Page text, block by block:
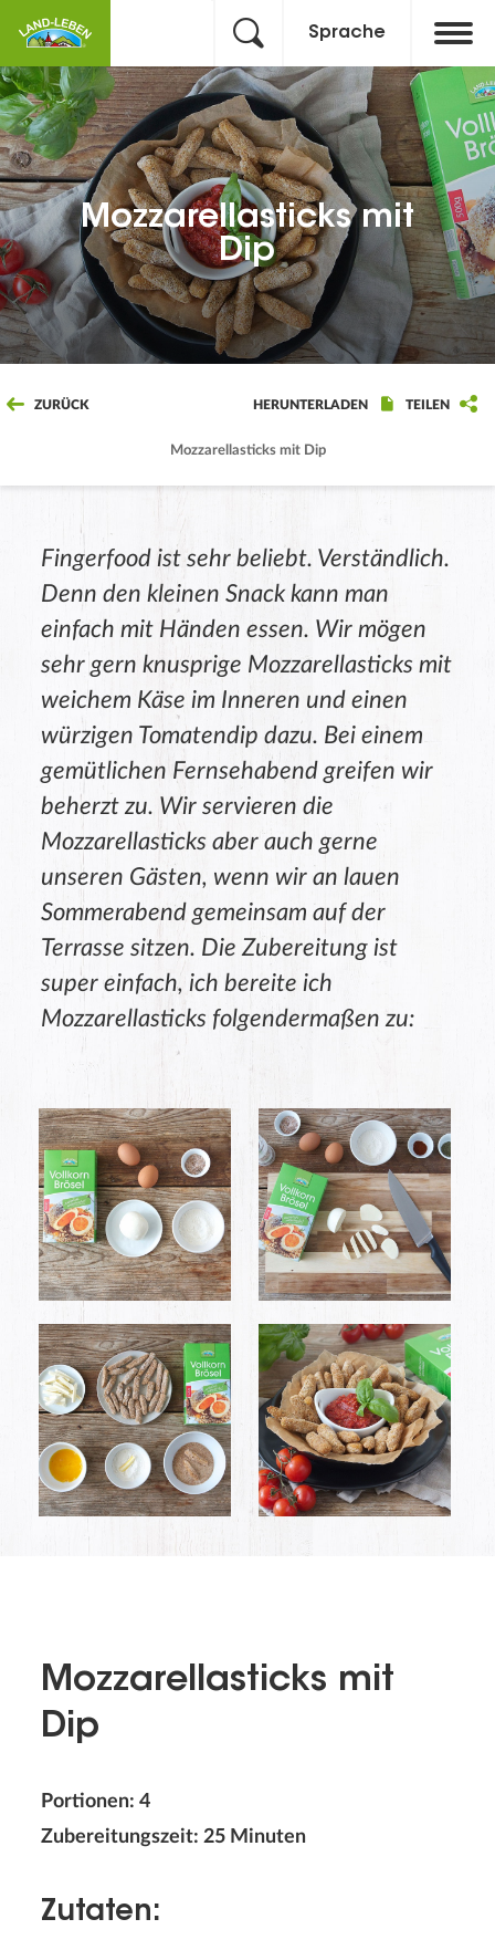
Sprache
Mozzarellasticks mit
Dip
ZURÜCK
Mozzarellasticks mit Dip
HERUNTERLADEN TEILEN
Fingerfood ist sehr beliebt. Verständlich.
Denn den kleinen Snack kann man
einfach mit Händen essen. Wir mögen
sehr gern knusprige Mozzarellasticks mit
weichem Käse im Inneren und einen
würzigen Tomatendip dazu. Bei einem
gemütlichen Fernsehabend greifen wir
beherzt zu. Wir servieren die
Mozzarellasticks aber auch gerne
unseren Gästen, wenn wir an lauen
Sommerabend gemeinsam auf der
Terrasse sitzen. Die Zubereitung ist
super einfach, ich bereite ich
Mozzarellasticks folgendermaßen zu:
Mozzarellasticks mit
Dip
Portionen: 4
Zubereitungszeit: 25 Minuten
Zutaten: